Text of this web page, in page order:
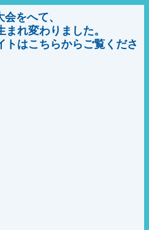
をへて、
れ変わりました。
はこちらからご覧くださ